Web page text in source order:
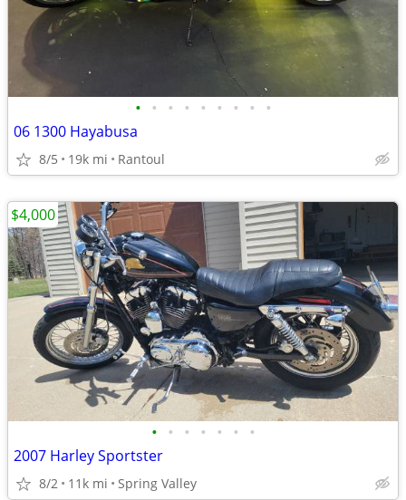
• • • • • • • • •
06 1300 Hayabusa
8/5 19k mi Rantoul
• • • • • • •
2007 Harley Sportster
8/2 11k mi Spring Valley
$4,000